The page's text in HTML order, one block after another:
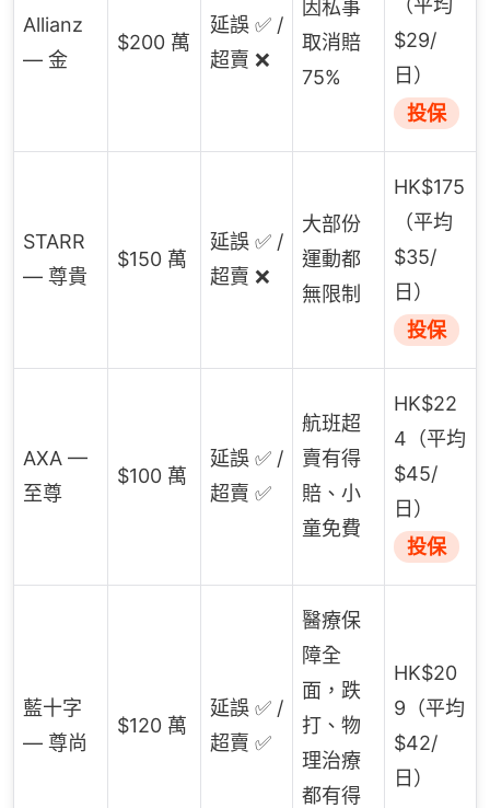
Allianz
— 金
$200 萬
延誤 ✅ /
超賣 ❌
因私事
取消賠
75%
$29/
日）
投保
STARR
— 尊貴
$150 萬
延誤 ✅ /
超賣 ❌
大部份
運動都
無限制
HK$175
（平均
$35/
日）
投保
AXA —
至尊
$100 萬
延誤 ✅ /
超賣 ✅
航班超
賣有得
賠、小
童免費
HK$22
4（平均
$45/
日）
投保
藍十字
— 尊尚
$120 萬
延誤 ✅ /
超賣 ✅
醫療保
障全
面，跌
打、物
理治療
都有得
HK$20
9（平均
$42/
日）